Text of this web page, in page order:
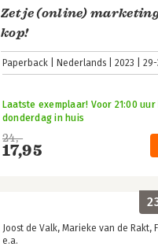
Zet je (online)
kop!
Paperback Nederlands 2023
24,-
17,95
Laatste exemplaar! Voor 21:00
donderdag in huis
Joost de Valk Marieke van de Rakt
e.a.